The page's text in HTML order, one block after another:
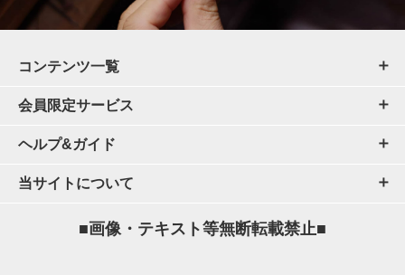
コンテンツ一覧
会員限定サービス
ヘルプ&ガイド
当サイトについて
■画像・テキスト等無断転載禁止■